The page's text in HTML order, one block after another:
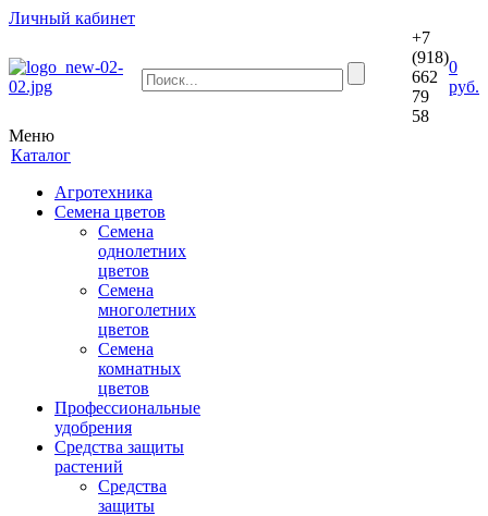
Личный кабинет
+7
(918)
662
79
58
0
руб.
Меню
Каталог
Агротехника
Семена цветов
Семена
однолетних
цветов
Семена
многолетних
цветов
Семена
комнатных
цветов
Профессиональные
удобрения
Средства защиты
растений
Средства
защиты